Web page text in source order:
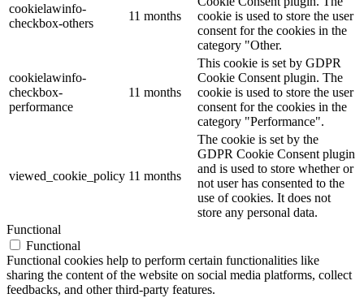
cookielawinfo-
checkbox-others
11 months
cookie is used to store the user
consent for the cookies in the
category "Other.
cookielawinfo-
checkbox-
performance
11 months
This cookie is set by GDPR
Cookie Consent plugin. The
cookie is used to store the user
consent for the cookies in the
category "Performance".
viewed_cookie_policy 11 months
The cookie is set by the
GDPR Cookie Consent plugin
and is used to store whether or
not user has consented to the
use of cookies. It does not
store any personal data.
Functional
Functional
Functional cookies help to perform certain functionalities like
sharing the content of the website on social media platforms, collect
feedbacks, and other third-party features.